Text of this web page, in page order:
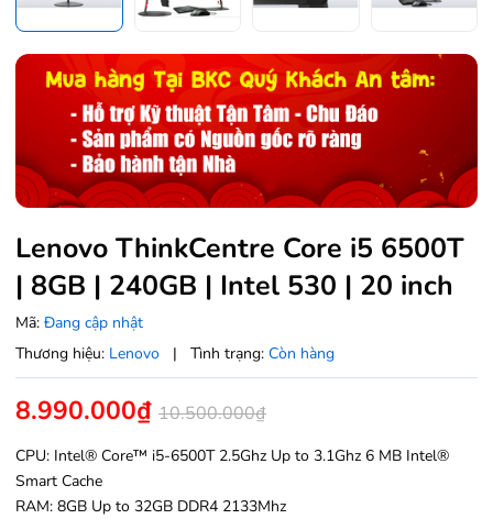
Lenovo ThinkCentre Core i5 6500T
| 8GB | 240GB | Intel 530 | 20 inch
Mã: Đang cập nhật
Thương hiệu: Lenovo | Tình trạng: Còn hàng
8.990.000₫ 10.500.000₫
CPU: Intel® Core™ i5-6500T 2.5Ghz Up to 3.1Ghz 6 MB Intel®
Smart Cache
RAM: 8GB Up to 32GB DDR4 2133Mhz